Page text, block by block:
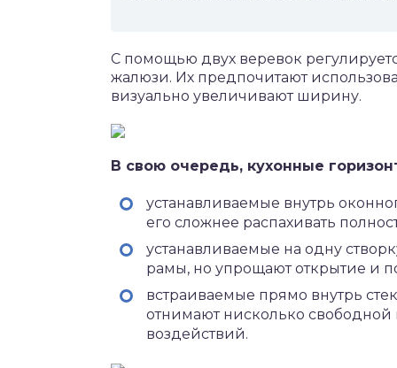
С помощью двух веревок
жалюзи. Их предпочитают
визуально увеличивают ширину.
В свою очередь, кухонные
устанавливаемые внутрь
его сложнее распахивать
устанавливаемые на одну
рамы, но упрощают открытие и
встраиваемые прямо внутрь
отнимают нисколько
воздействий.